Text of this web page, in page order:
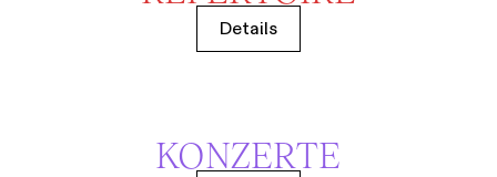
Details
KONZERTE